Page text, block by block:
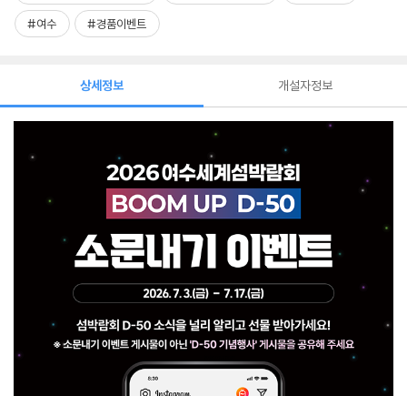
#여수 #경품이벤트
상세정보 개설자정보